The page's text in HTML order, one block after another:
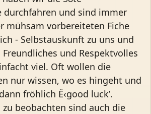
durchfahren und sind immer
mühsam vorbereiteten Fiche
- Selbstauskunft zu uns und
Freundliches und Respektvolles
viel. Oft wollen die
nur wissen, wo es hingeht und
fröhlich Ë‹good luck’.
beobachten sind auch die